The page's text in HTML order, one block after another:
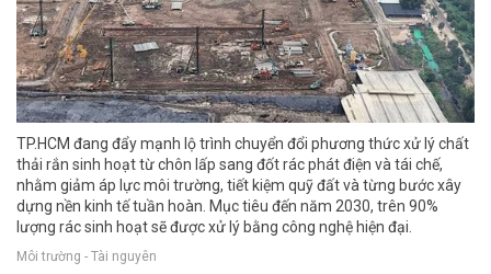
TP.HCM đang đẩy mạnh lộ trình chuyển đổi phương thức xử lý chất
thải rắn sinh hoạt từ chôn lấp sang đốt rác phát điện và tái chế,
nhằm giảm áp lực môi trường, tiết kiệm quỹ đất và từng bước xây
dựng nền kinh tế tuần hoàn. Mục tiêu đến năm 2030, trên 90%
lượng rác sinh hoạt sẽ được xử lý bằng công nghệ hiện đại.
Môi trường - Tài nguyên